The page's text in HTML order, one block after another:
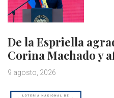
De la Espriella
Corina Machado y
9 agosto, 2026